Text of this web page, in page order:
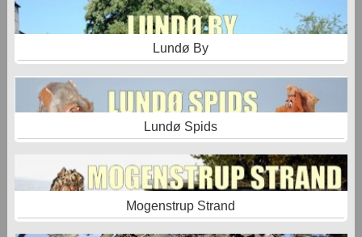
Lundø By
Lundø Spids
Mogenstrup Strand